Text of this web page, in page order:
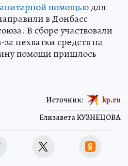
помощьюдля
в Донбасс
В сборе участвовали
нехватки средств на
помощи пришлось
Елизавета КУЗНЕЦОВА
Источник: kp.ru